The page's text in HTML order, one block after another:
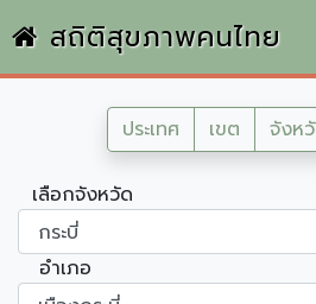
สถิติสุขภาพคนไทย
ประเทศ เขต จังห
เลือกจังหวัด
อำเภอ